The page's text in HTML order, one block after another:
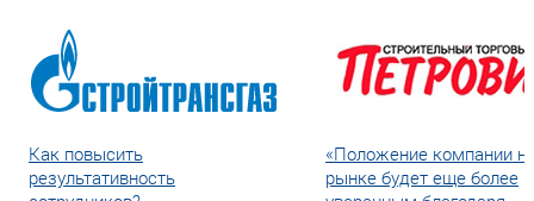
Как повысить
результативность
«Положение компании
рынке будет еще более